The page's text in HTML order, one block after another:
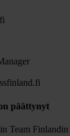
päättynyt
Team Finlandin